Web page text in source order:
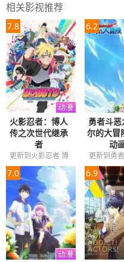
相关影视推荐
7.8
火影忍者：博人
传之次世代继承
者
更新到火影忍者 博
人传之火影次世代
293
6.2
勇者斗
尔的大冒
动
更新到勇
达伊的大
7.0 6.9